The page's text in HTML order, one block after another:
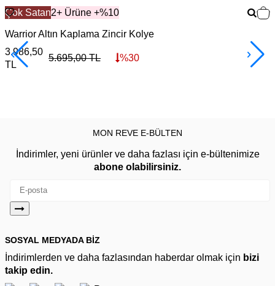
Çok Satan2+ Ürüne +%10
Warrior Altın Kaplama Zincir Kolye
3.986,50
TL
5.695,00TL %30
MON REVE E-BÜLTEN
İndirimler, yeni ürünler ve daha fazlası için e-bültenimize
abone olabilirsiniz.
SOSYAL MEDYADA BİZ
İndirimlerden ve daha fazlasından haberdar olmak için bizi
takip edin.